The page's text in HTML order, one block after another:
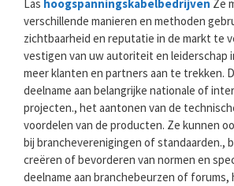
Las hoogspanningskabelbedrijven Ze
verschillende manieren en methoden
zichtbaarheid en reputatie in de markt te
vestigen van uw autoriteit en leiderschap
meer klanten en partners aan te trekken.
deelname aan belangrijke nationale of
projecten., het aantonen van de
voordelen van de producten. Ze kunnen
bij brancheverenigingen of standaarden.,
creëren of bevorderen van normen en
deelname aan branchebeurzen of forums,